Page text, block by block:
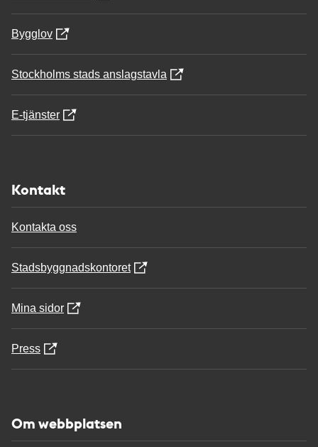
Bygglov
Stockholms stads anslagstavla
E-tjänster
Kontakt
Kontakta oss
Stadsbyggnadskontoret
Mina sidor
Press
Om webbplatsen